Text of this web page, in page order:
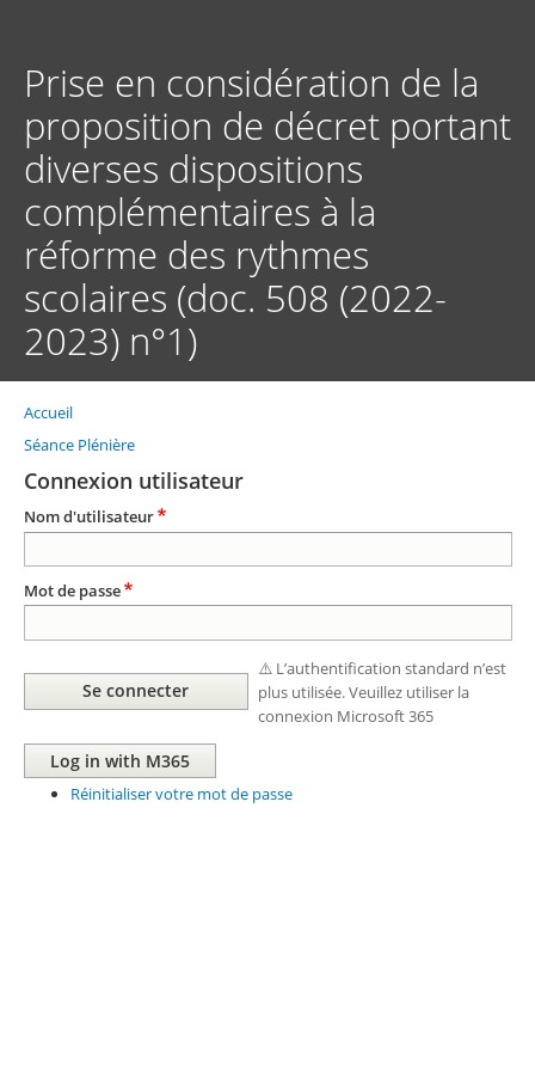
principal
Prise en considération de la
proposition de décret portant
diverses dispositions
complémentaires à la
réforme des rythmes
scolaires (doc. 508 (2022-
2023) n°1)
Fil
d'Ariane
Accueil
Séance Plénière
Connexion utilisateur
Nom d'utilisateur
Mot de passe
⚠️ L’authentification standard n’est
plus utilisée. Veuillez utiliser la
connexion Microsoft 365
Réinitialiser votre mot de passe